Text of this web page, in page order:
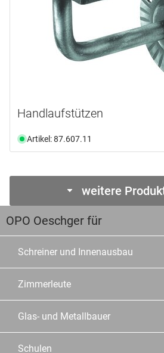
Handlaufstützen
Artikel: 87.607.11
weitere
OPO Oeschger für
Schreiner und Innenausbau
Zimmerleute
Glas- und Metallbauer
Schulen